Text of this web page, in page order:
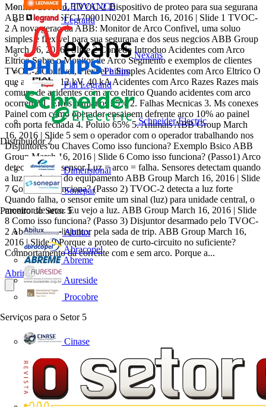
LEDVANCE
Legrand
Nexans
Philips
Pial Legrand
Schneider Electric
Distribuidor 2
Dimensional
Sonepar
Parceiro do Setor 5
Abilux
Abracopel
Abreme
Aureside
Procobre
Serviços para o Setor 5
Cinase
Monitor de Arco, TVOC-2 Dispositivo de proteo para sua segurana
ABB Group 1SFC170001N0201 March 16, 2016 | Slide 1 TVOC-
2 A nova gerao da ABB: Monitor de Arco Confivel, uma soluo
simples e flexivel para sua segurana e dos seus negcios ABB Group
March 16, 2016 | Slide 2 Contedo Introduo Acidentes com Arco
Eltrico Sobre o Monitor de Arco Segmento e exemplos de clientes
TVOC-2 Confivel, Flexvel e Simples Acidentes com Arco Eltrico O
que acontece? 12 kV, 40 kA Acidentes com Arco Razes Razes mais
comuns de acidentes com arco eltrico Quando acidentes com arco
ocorrem? 1. Erros humanos 25% 2. Falhas Mecnicas 3. Ms conexes
Painel com como operador ensaioem defrente arco 10% ao painel
com porta fechada 4. Poluio 65% 5. Animais ABB Group March
16, 2016 | Slide 5 sem o operador com o operador trabalhando nos
Disjuntores ou Chaves Como isso funciona? Exemplo Bsico ABB
Group March 16, 2016 | Slide 6 Como isso funciona? (Passo1) Arco
detectado pelo sensor Luz = arco = falha. Sensores detectam quando
a luz est dentro do equipamento ABB Group March 16, 2016 | Slide
7 Como isso funciona? (Passo 2) TVOC-2 detecta a luz forte
Quando falha, o sensor emite um sinal (luz) para unidade central, o
monitor de arco. Eu vejo a luz. ABB Group March 16, 2016 | Slide
8 Como isso funciona? (Passo 3) Disjuntor desarmado pelo TVOC-
2 Abertura do disjuntor pela sada de trip. ABB Group March 16,
2016 | Slide 9 Porque a proteo de curto-circuito no suficiente?
Comportamento da corrente com e sem arco. Porque a...
Abrir o PDF